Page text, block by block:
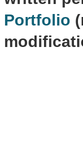
Portfolio